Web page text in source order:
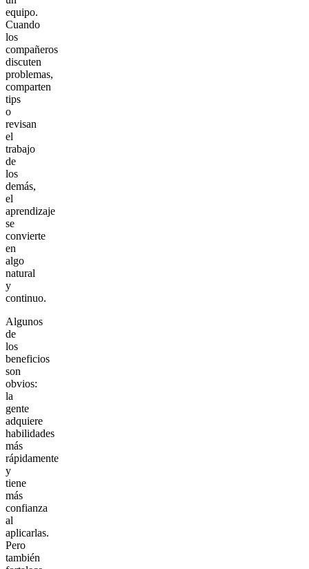
equipo.
Cuando
los
compañeros
discuten
problemas,
comparten
tips
o
revisan
el
trabajo
de
los
demás,
el
aprendizaje
se
convierte
en
algo
natural
y
continuo.
Algunos
de
los
beneficios
son
obvios:
la
gente
adquiere
habilidades
más
rápidamente
y
tiene
más
confianza
al
aplicarlas.
Pero
también